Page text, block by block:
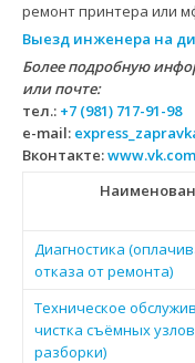
ремонт принтера или
Выезд инженера на
Более подробную
или почте:
тел.: +7 (981) 717-91-98
e-mail:
Вконтакте:
Диагностика
отказа от ремонта)
Техническое
чистка съёмных
разборки)